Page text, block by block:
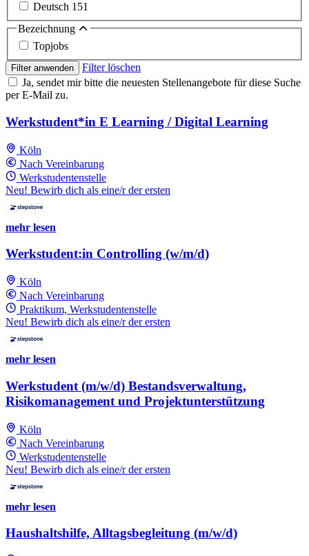
Deutsch 151
Bezeichnung
Topjobs
Filter anwenden
Filter löschen
Ja, sendet mir bitte die neuesten Stellenangebote für diese Suche
per E-Mail zu.
Werkstudent*in E Learning / Digital Learning
Köln
Nach Vereinbarung
Werkstudentenstelle
Neu! Bewirb dich als eine/r der ersten
mehr lesen
Werkstudent:in Controlling (w/m/d)
Köln
Nach Vereinbarung
Praktikum, Werkstudentenstelle
Neu! Bewirb dich als eine/r der ersten
mehr lesen
Werkstudent (m/w/d) Bestandsverwaltung,
Risikomanagement und Projektunterstützung
Köln
Nach Vereinbarung
Werkstudentenstelle
Neu! Bewirb dich als eine/r der ersten
mehr lesen
Haushaltshilfe, Alltagsbegleitung (m/w/d)